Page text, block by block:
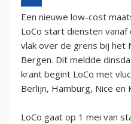
Een nieuwe low-cost
LoCo start diensten vanaf
vlak over de grens bij het
Bergen. Dit meldde
krant begint LoCo met
Berlijn, Hamburg, Nice en
LoCo gaat op 1 mei van